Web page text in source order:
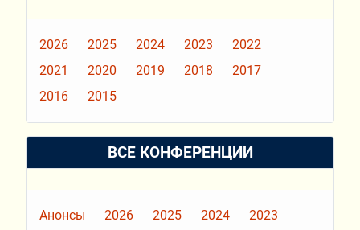
2026 2025 2024 2023
2022
2021
2020 2019 2018
2017
2016
2015
ВСЕ КОНФЕРЕНЦИИ
Анонсы 2026 2025 2024
2023